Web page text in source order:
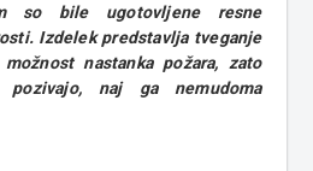
so bile ugotovljene resne
Izdelek predstavlja tveganje
nastanka požara, zato
pozivajo, naj ga nemudoma